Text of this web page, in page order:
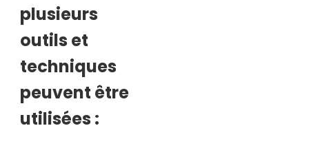
plusieurs
outils et
techniques
peuvent être
utilisées :